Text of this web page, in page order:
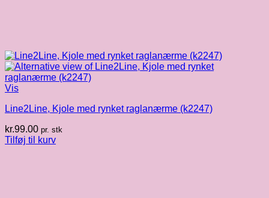
Vis
Line2Line, Kjole med rynket raglanærme (k2247)
kr.99.00 pr. stk
Tilføj til kurv